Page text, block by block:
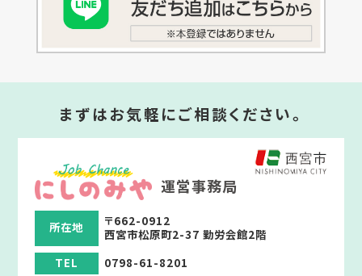
まずはお気軽にご相談ください。
運営事務局
所在地
〒662-0912
西宮市松原町2-37 勤労会館2階
TEL
0798-61-8201